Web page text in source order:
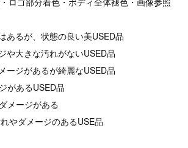
るが、状態の良い美USED品
大きな汚れがないUSED品
ジがあるが綺麗なUSED品
があるUSED品
メージがある
ダメージのあるUSE品